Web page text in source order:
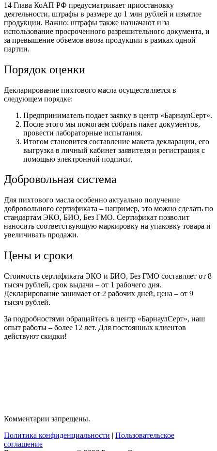
14 Глава КоАП РФ предусматривает приостановку
деятельности, штрафы в размере до 1 млн рублей и изъятие
продукции. Важно: штрафы также назначают и за
использование просроченного разрешительного документа, и
за превышение объемов ввоза продукции в рамках одной
партии.
Порядок оценки
Декларирование пихтового масла осуществляется в
следующем порядке:
Предприниматель подает заявку в центр «БарнаулСерт».
После этого мы помогаем собрать пакет документов,
провести лабораторные испытания.
Итогом становится составление макета декларации, его
выгрузка в личный кабинет заявителя и регистрация с
помощью электронной подписи.
Добровольная система
Для пихтового масла особенно актуально получение
добровольного сертификата – например, это можно сделать по
стандартам ЭКО, БИО, Без ГМО. Сертификат позволит
наносить соответствующую маркировку на упаковку товара и
увеличивать продажи.
Цены и сроки
Стоимость сертификата ЭКО и БИО, Без ГМО составляет от 8
тысяч рублей, срок выдачи – от 1 рабочего дня.
Декларирование занимает от 2 рабочих дней, цена – от 9
тысяч рублей.
За подробностями обращайтесь в центр «БарнаулСерт», наш
опыт работы – более 12 лет. Для постоянных клиентов
действуют скидки!
Комментарии запрещены.
Политика конфиденциальности | Пользовательское
соглашение